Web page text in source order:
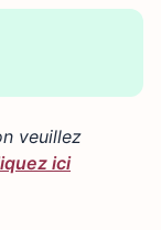
×
veuillez
ici